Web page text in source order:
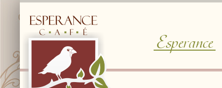
Esperance
© Free Joomla! 3 Modules- byVinaGecko.com